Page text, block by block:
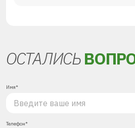
ОСТАЛИСЬ
Имя*
Телефон*